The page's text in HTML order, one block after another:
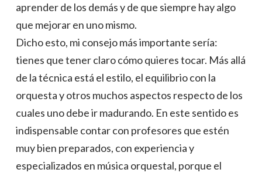
aprender de los demás y de que siempre hay algo
que mejorar en uno mismo.
Dicho esto, mi consejo más importante sería:
tienes que tener claro cómo quieres tocar. Más allá
de la técnica está el estilo, el equilibrio con la
orquesta y otros muchos aspectos respecto de los
cuales uno debe ir madurando. En este sentido es
indispensable contar con profesores que estén
muy bien preparados, con experiencia y
especializados en música orquestal, porque el